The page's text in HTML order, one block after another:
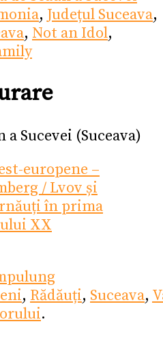
, Județul Suceava,
, Not an Idol,
a Sucevei (Suceava)
europene –
/ Lvov și
în prima
XX
, Rădăuți, Suceava,
.